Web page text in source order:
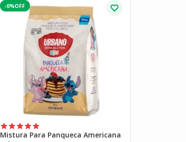
-0%
Mistura Para Panqueca Americana